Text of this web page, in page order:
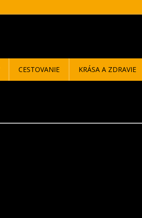
CESTOVANIE KRÁSA A ZDRAVIE